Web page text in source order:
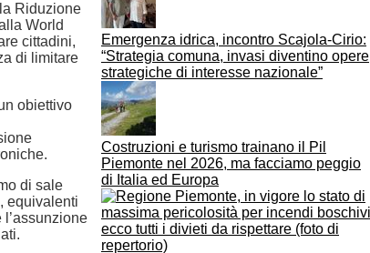
Emergenza idrica, incontro Scajola-Cirio:
“Strategia comuna, invasi diventino opere
strategiche di interesse nazionale”
Costruzioni e turismo trainano il Pil
Piemonte nel 2026, ma facciamo peggio
di Italia ed Europa
Riduzione
World
cittadini,
di limitare
obiettivo
di sale
equivalenti